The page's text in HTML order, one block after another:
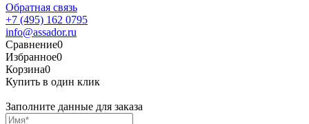
Обратная связь
+7 (495) 162 0795
info@assador.ru
Сравнение0
Избранное0
Корзина0
Купить в один клик
Заполните данные для заказа